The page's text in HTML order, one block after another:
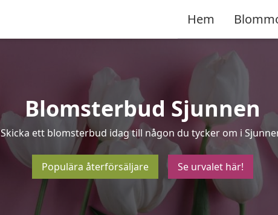
Hem
Blomsterbud Sjunnen
Skicka ett blomsterbud idag till någon du tycker om i
Populära återförsäljare Se urvalet här!